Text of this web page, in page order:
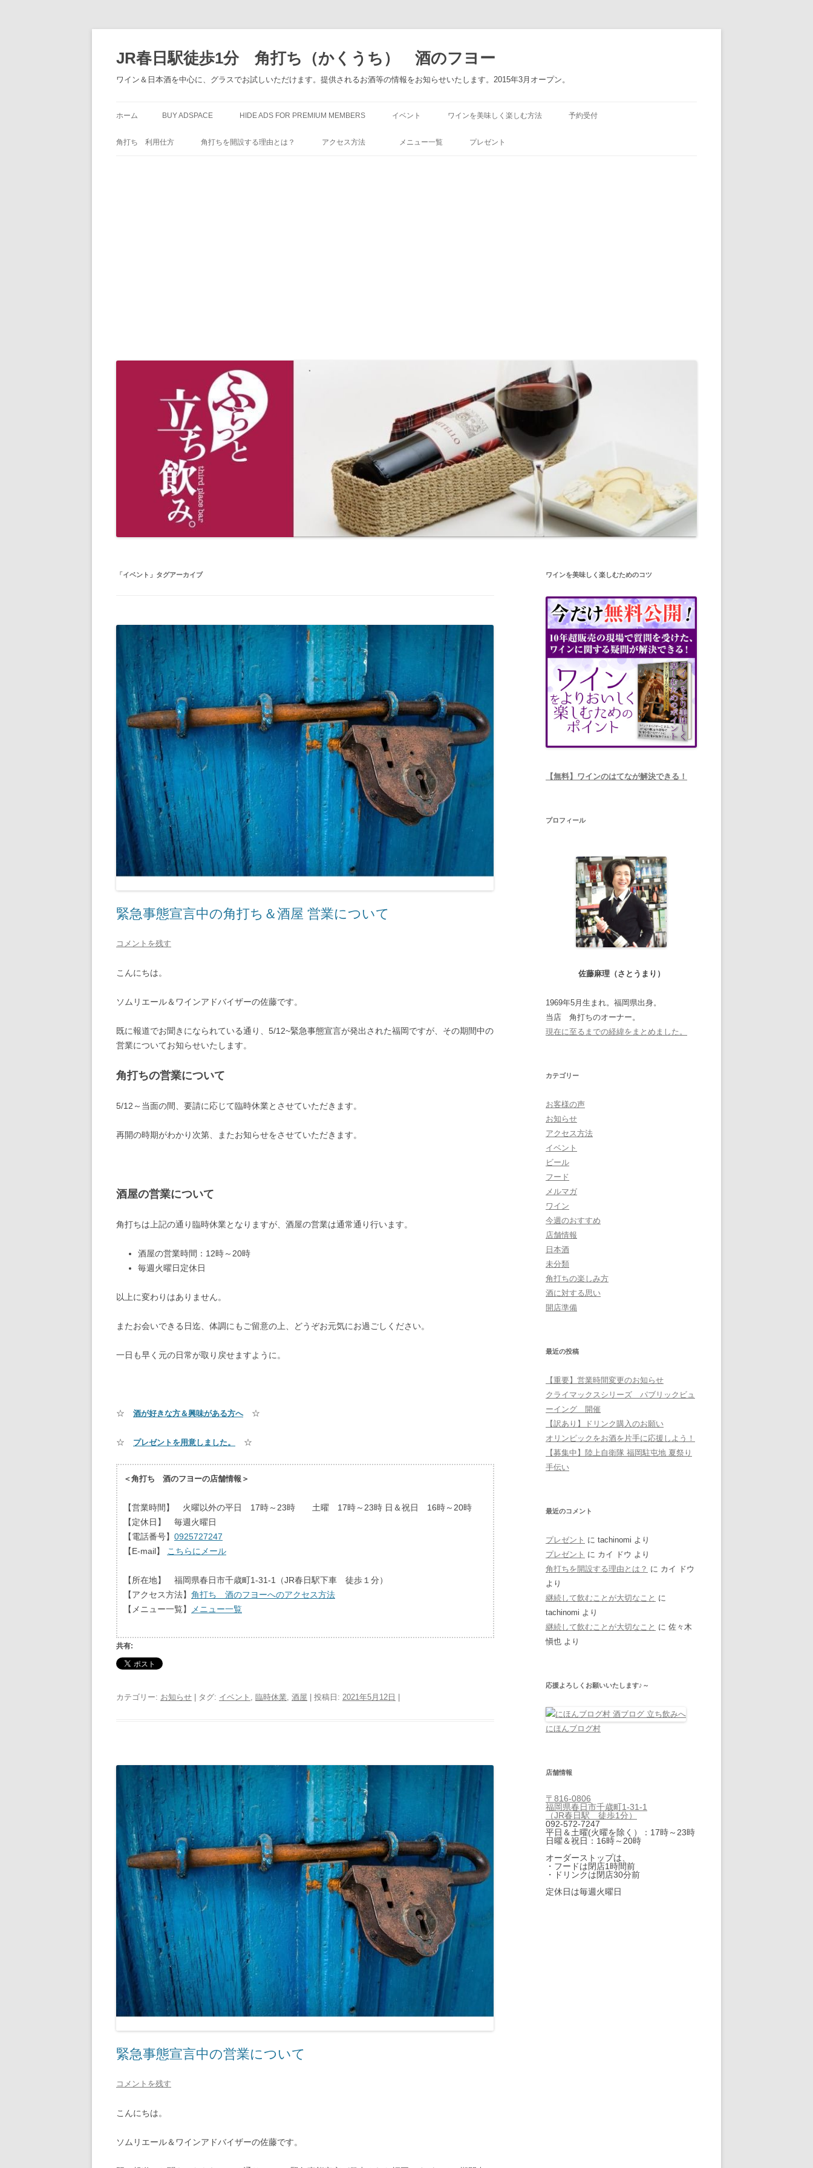
JR春日駅徒歩1分 角打ち（かくうち） 酒のフヨー
ワイン＆日本酒を中心に、グラスでお試しいただけます。提供されるお酒等の情報をお知らせいたします。2015年3月オープン。
ン
ツ
ホーム BUY ADSPACE HIDE ADS FOR PREMIUM MEMBERS イベント ワインを美味しく楽しむ方法 予約受付
角打ち 利用仕方 角打ちを開設する理由とは？ アクセス方法 メニュー一覧 プレゼント
「 イベント 」タグアーカイブ
緊急事態宣言中の角打ち＆酒屋 営業について
コメントを残す
こんにちは。
ソムリエール＆ワインアドバイザーの佐藤です。
既に報道でお聞きになられている通り、5/12~緊急事態宣言が発出された福岡ですが、その期間中の
営業についてお知らせいたします。
角打ちの営業について
5/12～当面の間、要請に応じて臨時休業とさせていただきます。
再開の時期がわかり次第、またお知らせをさせていただきます。
酒屋の営業について
角打ちは上記の通り臨時休業となりますが、酒屋の営業は通常通り行います。
酒屋の営業時間：12時～20時
毎週火曜日定休日
以上に変わりはありません。
またお会いできる日迄、体調にもご留意の上、どうぞお元気にお過ごしください。
一日も早く元の日常が取り戻せますように。
☆ 酒が好きな方＆興味がある方へ☆
☆ プレゼントを用意しました。 ☆
＜角打ち 酒のフヨーの店舗情報＞
【営業時間】 火曜以外の平日 17時～23時 土曜 17時～23時 日＆祝日 16時～20時
【定休日】 毎週火曜日
【電話番号】 0925727247
【E-mail】 こちらにメール
【所在地】 福岡県春日市千歳町1-31-1（JR春日駅下車 徒歩１分）
【アクセス方法】 角打ち 酒のフヨーへのアクセス方法
【メニュー一覧】
メニュー一覧
共有:
カテゴリー: お知らせ | タグ: イベント , 臨時休業, 酒屋 | 投稿日: 2021年5月12日
緊急事態宣言中の営業について
コメントを残す
こんにちは。
ソムリエール＆ワインアドバイザーの佐藤です。
ワインを美味しく楽しむためのコツ
【無料】ワインのはてなが解決できる！
プロフィール
佐藤麻理（さとうまり）
1969年5月生まれ。福岡県出身。
当店 角打ちのオーナー。
現在に至るまでの経緯をまとめました。
カテゴリー
お客様の声
お知らせ
アクセス方法
イベント
ビール
フード
メルマガ
ワイン
今週のおすすめ
店舗情報
日本酒
未分類
角打ちの楽しみ方
酒に対する思い
開店準備
最近の投稿
【重要】営業時間変更のお知らせ
クライマックスシリーズ パブリックビュ
ーイング 開催
【訳あり】ドリンク購入のお願い
オリンピックをお酒を片手に応援しよう！
【募集中】陸上自衛隊 福岡駐屯地 夏祭り
手伝い
最近のコメント
プレゼント に tachinomi より
プレゼント に カイ ドウ より
角打ちを開設する理由とは？ に カイ ドウ
より
継続して飲むことが大切なこと に
tachinomi より
継続して飲むことが大切なこと に 佐々木
愼也 より
応援よろしくお願いいたします♪～
にほんブログ村
店舗情報
〒816-0806
福岡県春日市千歳町1-31-1
（JR春日駅 徒歩1分）
092-572-7247
平日＆土曜(火曜を除く）：17時～23時
日曜＆祝日：16時～20時
オーダーストップは、
・フードは閉店1時間前
・ドリンクは閉店30分前
定休日は毎週火曜日